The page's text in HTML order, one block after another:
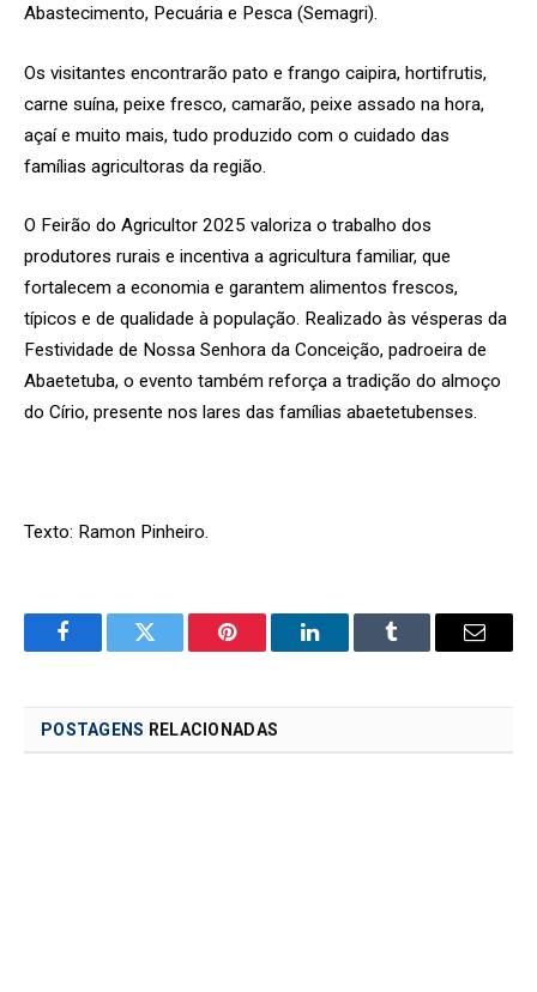
Abastecimento, Pecuária e Pesca (Semagri).
Os visitantes encontrarão pato e frango caipira, hortifrutis,
carne suína, peixe fresco, camarão, peixe assado na hora,
açaí e muito mais, tudo produzido com o cuidado das
famílias agricultoras da região.
O Feirão do Agricultor 2025 valoriza o trabalho dos
produtores rurais e incentiva a agricultura familiar, que
fortalecem a economia e garantem alimentos frescos,
típicos e de qualidade à população. Realizado às vésperas da
Festividade de Nossa Senhora da Conceição, padroeira de
Abaetetuba, o evento também reforça a tradição do almoço
do Círio, presente nos lares das famílias abaetetubenses.
Texto: Ramon Pinheiro.
FacebookTwitter Pinterest LinkedInTumblr Email
POSTAGENS RELACIONADAS